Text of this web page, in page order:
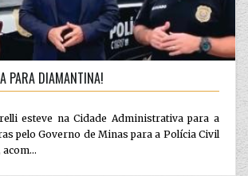
PARA DIAMANTINA!
esteve na Cidade Administrativa para a
pelo Governo de Minas para a Polícia Civil